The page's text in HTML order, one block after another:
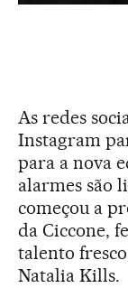
As redes
Instagram
para a nova
alarmes são
começou a
da Ciccone,
talento
Natalia Kills.